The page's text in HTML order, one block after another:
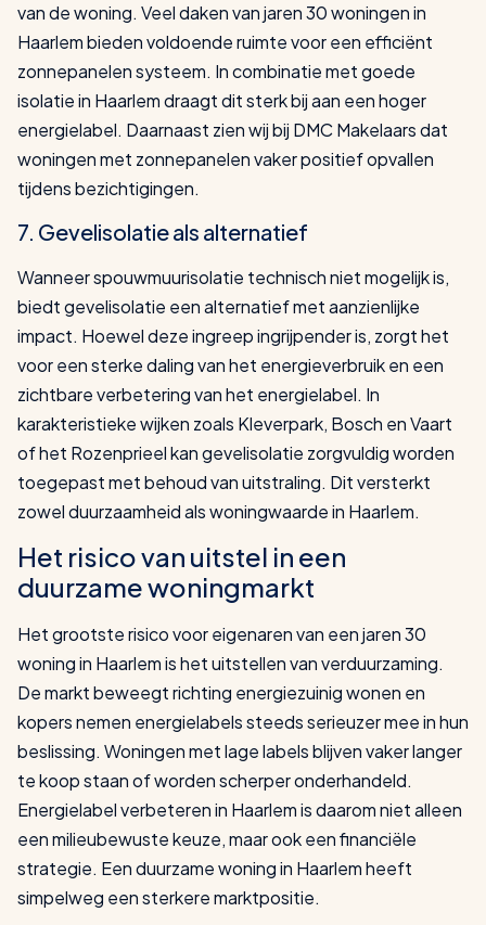
van de woning. Veel daken van jaren 30 woningen in
Haarlem bieden voldoende ruimte voor een efficiënt
zonnepanelen systeem. In combinatie met goede
isolatie in Haarlem draagt dit sterk bij aan een hoger
energielabel. Daarnaast zien wij bij DMC Makelaars dat
woningen met zonnepanelen vaker positief opvallen
tijdens bezichtigingen.
7. Gevelisolatie als alternatief
Wanneer spouwmuurisolatie technisch niet mogelijk is,
biedt gevelisolatie een alternatief met aanzienlijke
impact. Hoewel deze ingreep ingrijpender is, zorgt het
voor een sterke daling van het energieverbruik en een
zichtbare verbetering van het energielabel. In
karakteristieke wijken zoals Kleverpark, Bosch en Vaart
of het Rozenprieel kan gevelisolatie zorgvuldig worden
toegepast met behoud van uitstraling. Dit versterkt
zowel duurzaamheid als woningwaarde in Haarlem.
Het risico van uitstel in een
duurzame woningmarkt
Het grootste risico voor eigenaren van een jaren 30
woning in Haarlem is het uitstellen van verduurzaming.
De markt beweegt richting energiezuinig wonen en
kopers nemen energielabels steeds serieuzer mee in hun
beslissing. Woningen met lage labels blijven vaker langer
te koop staan of worden scherper onderhandeld.
Energielabel verbeteren in Haarlem is daarom niet alleen
een milieubewuste keuze, maar ook een financiële
strategie. Een duurzame woning in Haarlem heeft
simpelweg een sterkere marktpositie.